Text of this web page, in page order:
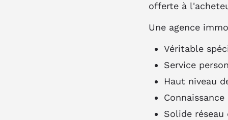
offerte à
Une agence
Véritable
Service
Haut niveau
Solide